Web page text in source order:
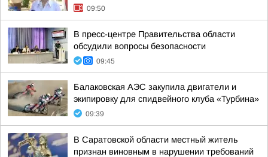
09:50
В пресс-центре Правительства области
обсудили вопросы безопасности
09:45
Балаковская АЭС закупила двигатели и
экипировку для спидвейного клуба «Турбина»
09:39
В Саратовской области местный житель
признан виновным в нарушении требований